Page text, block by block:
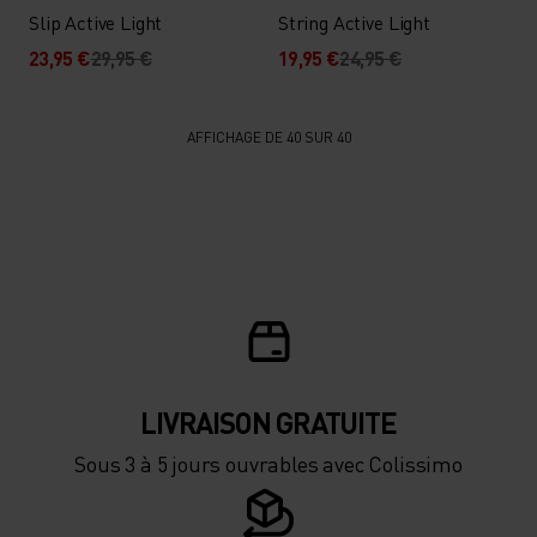
Slip Active Light
23,95 €29,95 €
String Active Light
19,95 €24,95 €
AFFICHAGE DE 40 SUR 40
LIVRAISON GRATUITE
Sous 3 à 5 jours ouvrables avec Colissimo